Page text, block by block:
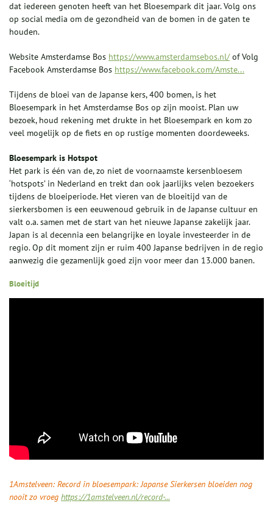
dat iedereen genoten heeft van het Bloesempark dit jaar. Volg ons
op social media om de gezondheid van de bomen in de gaten te
houden.
Website Amsterdamse Bos https://www.amsterdamsebos.nl/of Volg
Facebook Amsterdamse Bos https://www.facebook.com/Amste...
Tijdens de bloei van de Japanse kers, 400 bomen, is het
Bloesempark in het Amsterdamse Bos op zijn mooist. Plan uw
bezoek, houd rekening met drukte in het Bloesempark en kom zo
veel mogelijk op de fiets en op rustige momenten doordeweeks.
Bloesempark is Hotspot
Het park is één van de, zo niet de voornaamste kersenbloesem
‘hotspots’ in Nederland en trekt dan ook jaarlijks velen bezoekers
tijdens de bloeiperiode. Het vieren van de bloeitijd van de
sierkersbomen is een eeuwenoud gebruik in de Japanse cultuur en
valt o.a. samen met de start van het nieuwe Japanse zakelijk jaar.
Japan is al decennia een belangrijke en loyale investeerder in de
regio. Op dit moment zijn er ruim 400 Japanse bedrijven in de regio
aanwezig die gezamenlijk goed zijn voor meer dan 13.000 banen.
Bloeitijd
1Amstelveen: Record in bloesempark: Japanse Sierkersen bloeiden nog
nooit zo vroeg https://1amstelveen.nl/record-...